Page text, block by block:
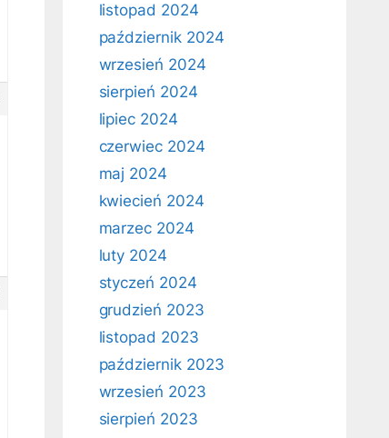
listopad 2024
październik 2024
wrzesień 2024
sierpień 2024
lipiec 2024
czerwiec 2024
maj 2024
kwiecień 2024
marzec 2024
luty 2024
styczeń 2024
grudzień 2023
listopad 2023
październik 2023
wrzesień 2023
sierpień 2023